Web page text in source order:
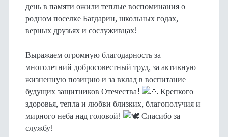
день в памяти ожили теплые воспоминания о
родном поселке Багдарин, школьных годах,
верных друзьях и сослуживцах!
Выражаем огромную благодарность за
многолетний добросовестный труд, за активную
жизненную позицию и за вклад в воспитание
будущих защитников Отечества!
Крепкого
здоровья, тепла и любви близких, благополучия и
мирного неба над головой!
Спасибо за
службу!